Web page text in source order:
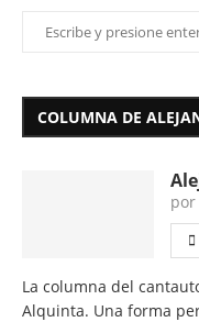
COLUMNA DE
por
La columna del
Alquinta. Una forma